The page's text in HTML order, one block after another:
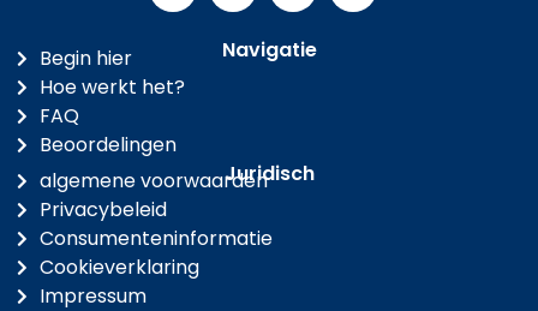
Navigatie
Begin hier
Hoe werkt het?
FAQ
Beoordelingen
Juridisch
algemene voorwaarden
Privacybeleid
Consumenteninformatie
Cookieverklaring
Impressum